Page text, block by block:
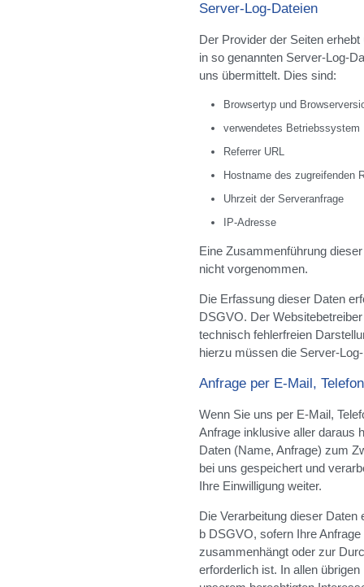
Server-Log-Dateien
Der Provider der Seiten
in so genannten Server-Log-
uns übermittelt. Dies sind:
Browsertyp und
verwendetes Betriebssystem
Referrer URL
Hostname des zugreifenden
Uhrzeit der Serveranfrage
IP-Adresse
Eine Zusammenführung
nicht vorgenommen.
Die Erfassung dieser Daten
DSGVO. Der
technisch fehlerfreien
hierzu müssen die Server-
Anfrage per E-Mail,
Wenn Sie uns per E-Mail,
Anfrage inklusive aller daraus
Daten (Name, Anfrage) zum
bei uns gespeichert und
Ihre Einwilligung weiter.
Die Verarbeitung dieser Daten
b DSGVO, sofern Ihre
zusammenhängt oder zur
erforderlich ist. In allen